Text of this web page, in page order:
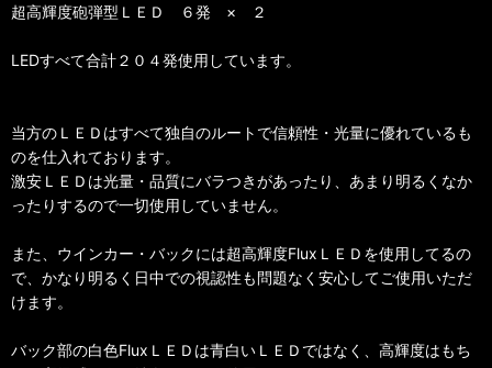
超高輝度砲弾型ＬＥＤ ６発 × ２
LEDすべて合計２０４発使用しています。
当方のＬＥＤはすべて独自のルートで信頼性・光量に優れているも
のを仕入れております。
激安ＬＥＤは光量・品質にバラつきがあったり、あまり明るくなか
ったりするので一切使用していません。
また、ウインカー・バックには超高輝度FluxＬＥＤを使用してるの
で、かなり明るく日中での視認性も問題なく安心してご使用いただ
けます。
バック部の白色FluxＬＥＤは青白いＬＥＤではなく、高輝度はもち